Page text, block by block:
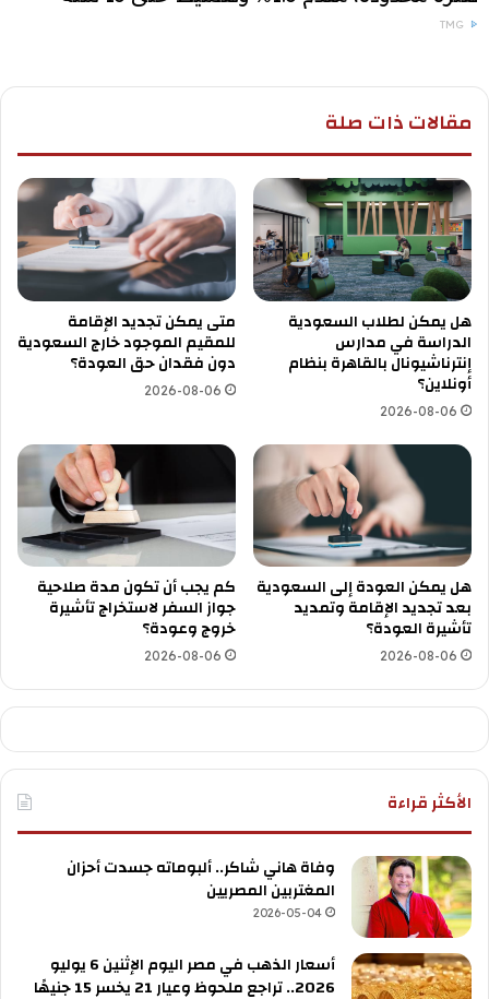
TMG
مقالات ذات صلة
هل يمكن لطلاب السعودية
الدراسة في مدارس
إنترناشيونال بالقاهرة بنظام
أونلاين؟
2026-08-06
متى يمكن تجديد الإقامة
للمقيم الموجود خارج السعودية
دون فقدان حق العودة؟
2026-08-06
هل يمكن العودة إلى السعودية
بعد تجديد الإقامة وتمديد
تأشيرة العودة؟
2026-08-06
كم يجب أن تكون مدة صلاحية
جواز السفر لاستخراج تأشيرة
خروج وعودة؟
2026-08-06
الأكثر قراءة
وفاة هاني شاكر.. ألبوماته جسدت أحزان
المغتربين المصريين
2026-05-04
أسعار الذهب في مصر اليوم الإثنين 6 يوليو
2026.. تراجع ملحوظ وعيار 21 يخسر 15 جنيهًا